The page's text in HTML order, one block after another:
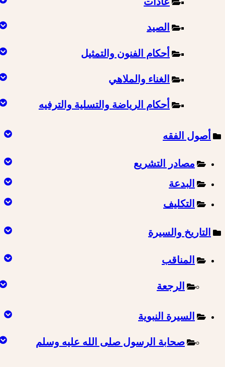
الصيد
أحكام الفنون والتمثيل
الغناء والملاهي
أحكام الرياضة والتسلية والترفيه
أصول الفقه
مصادر التشريع
البدعة
التكليف
التاريخ والسيرة
المناقب
الرجعة
السيرة النبوية
صحابة الرسول صلى الله عليه وسلم